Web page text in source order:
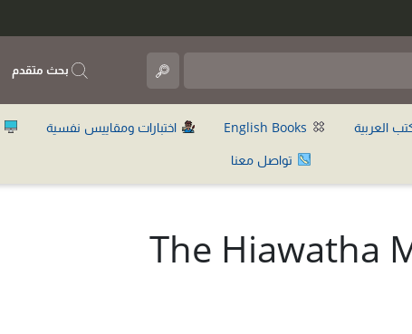
بحث متقدم
العربية اختبارات ومقاييس نفسية
تواصل معنا
The Hiawatha